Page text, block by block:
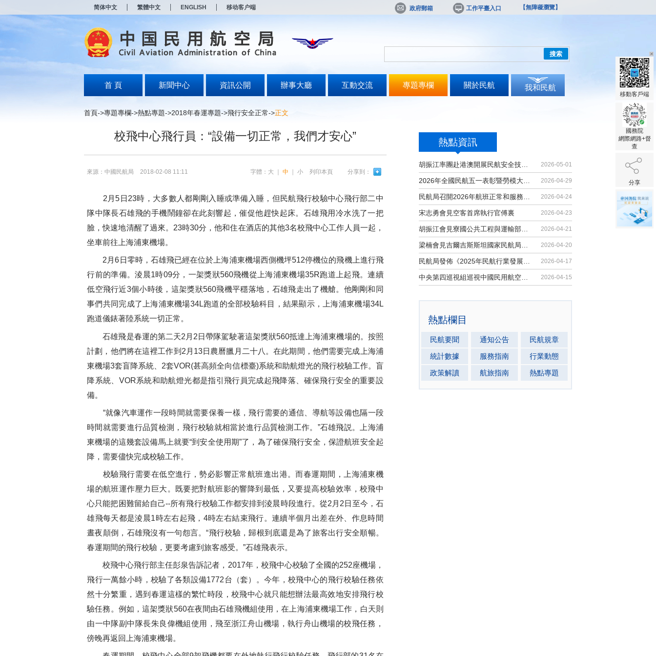
简体中文 繁體中文 ENGLISH 移动客户端 政府郵箱 工作平臺入口 【無障礙瀏覽】
搜索
首 頁 新聞中心 資訊公開 辦事大廳 互動交流 專題專欄 關於民航 我和民航
首頁->專題專欄->熱點專題->2018年春運專題->飛行安全正常->正文
熱點資訊
2026-05-01
2026-04-29
2026-04-24
宋志勇會見空客首席執行官傅裏 2026-04-23
2026-04-21
2026-04-20
2026-04-17
2026-04-15
熱點欄目
民航要聞 通知公告
民航規章
統計數據
服務指南
行業動態
政策解讀
航旅指南 熱點專題
校飛中心飛行員：“設備一切正常，我們才安心”
來源：中國民航局 2018-02-08 11:11 字體： 大 中 小 列印本頁 分享到：
2月5日23時，大多數人都剛剛入睡或準備入睡，但民航飛行校驗中心飛行部二中
隊中隊長石雄飛的手機鬧鐘卻在此刻響起，催促他趕快起床。石雄飛用冷水洗了一把
臉，快速地清醒了過來。23時30分，他和住在酒店的其他3名校飛中心工作人員一起，
坐車前往上海浦東機場。
2月6日零時，石雄飛已經在位於上海浦東機場西側機坪512停機位的飛機上進行飛
行前的準備。淩晨1時09分，一架獎狀560飛機從上海浦東機場35R跑道上起飛。連續
低空飛行近3個小時後，這架獎狀560飛機平穩落地，石雄飛走出了機艙。他剛剛和同
事們共同完成了上海浦東機場34L跑道的全部校驗科目，結果顯示，上海浦東機場34L
跑道儀錶著陸系統一切正常。
石雄飛是春運的第二天2月2日帶隊駕駛著這架獎狀560抵達上海浦東機場的。按照
計劃，他們將在這裡工作到2月13日農曆臘月二十八。在此期間，他們需要完成上海浦
東機場3套盲降系統、2套VOR(甚高頻全向信標臺)系統和助航燈光的飛行校驗工作。盲
降系統、VOR系統和助航燈光都是指引飛行員完成起飛降落、確保飛行安全的重要設
備。
“就像汽車運作一段時間就需要保養一樣，飛行需要的通信、導航等設備也隔一段
時間就需要進行品質檢測，飛行校驗就相當於進行品質檢測工作。”石雄飛説。上海浦
東機場的這幾套設備馬上就要“到安全使用期”了，為了確保飛行安全，保證航班安全起
降，需要儘快完成校驗工作。
校驗飛行需要在低空進行，勢必影響正常航班進出港。而春運期間，上海浦東機
場的航班運作壓力巨大。既要把對航班影的響降到最低，又要提高校驗效率，校飛中
心只能把困難留給自己--所有飛行校驗工作都安排到淩晨時段進行。從2月2日至今，石
雄飛每天都是淩晨1時左右起飛，4時左右結束飛行。連續半個月出差在外、作息時間
晝夜顛倒，石雄飛沒有一句怨言。“飛行校驗，歸根到底還是為了旅客出行安全順暢。
春運期間的飛行校驗，更要考慮到旅客感受。”石雄飛表示。
校飛中心飛行部主任彭泉告訴記者，2017年，校飛中心校驗了全國的252座機場，
飛行一萬餘小時，校驗了各類設備1772台（套）。今年，校飛中心的飛行校驗任務依
然十分繁重，遇到春運這樣的繁忙時段，校飛中心就只能想辦法最高效地安排飛行校
驗任務。例如，這架獎狀560在夜間由石雄飛機組使用，在上海浦東機場工作，白天則
由一中隊副中隊長朱良偉機組使用，飛至浙江舟山機場，執行舟山機場的校飛任務，
傍晚再返回上海浦東機場。
移動客戶端
國務院
網際網路+督
查
分享
打
无
障